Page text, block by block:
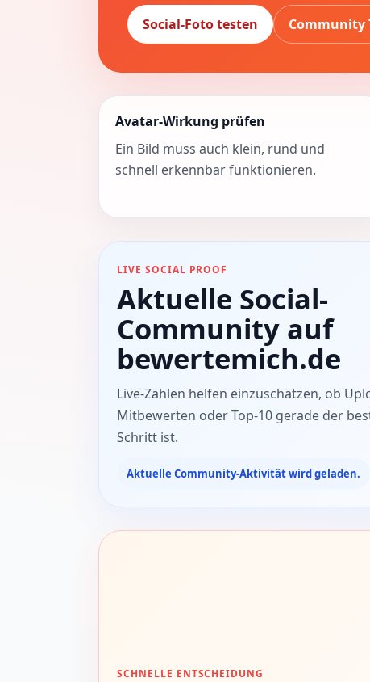
Social-Foto testen Community
Avatar-Wirkung prüfen
Ein Bild muss auch klein, rund und
schnell erkennbar funktionieren.
LIVE SOCIAL PROOF
Aktuelle Social-
Community auf
bewertemich.de
Live-Zahlen helfen einzuschätzen, ob
Mitbewerten oder Top-10 gerade der
Schritt ist.
Aktuelle Community-Aktivität wird geladen.
SCHNELLE ENTSCHEIDUNG